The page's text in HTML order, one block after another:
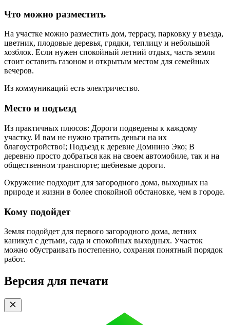
Что можно разместить
На участке можно разместить дом, террасу, парковку у въезда,
цветник, плодовые деревья, грядки, теплицу и небольшой
хозблок. Если нужен спокойный летний отдых, часть земли
стоит оставить газоном и открытым местом для семейных
вечеров.
Из коммуникаций есть электричество.
Место и подъезд
Из практичных плюсов: Дороги подведены к каждому
участку. И вам не нужно тратить деньги на их
благоустройство!; Подъезд к деревне Домнино Эко; В
деревню просто добраться как на своем автомобиле, так и на
общественном транспорте; щебневые дороги.
Окружение подходит для загородного дома, выходных на
природе и жизни в более спокойной обстановке, чем в городе.
Кому подойдет
Земля подойдет для первого загородного дома, летних
каникул с детьми, сада и спокойных выходных. Участок
можно обустраивать постепенно, сохраняя понятный порядок
работ.
Версия для печати